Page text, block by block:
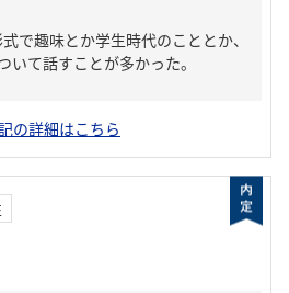
で趣味とか学生時代のこととか、
て話すことが多かった。
の詳細はこちら